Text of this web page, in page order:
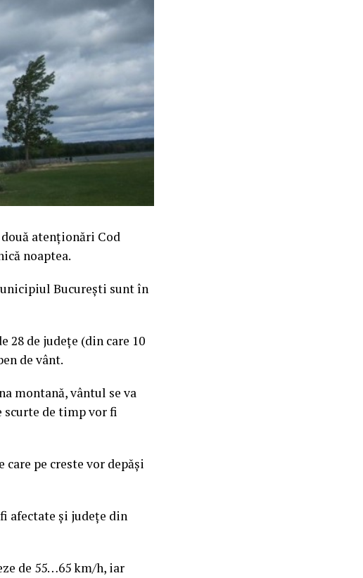
atenţionări Cod
noaptea.
Bucureşti sunt în
28 de judeţe (din care 10
de vânt.
montană, vântul se va
de timp vor fi
pe creste vor depăşi
afectate şi judeţe din
de 55…65 km/h, iar